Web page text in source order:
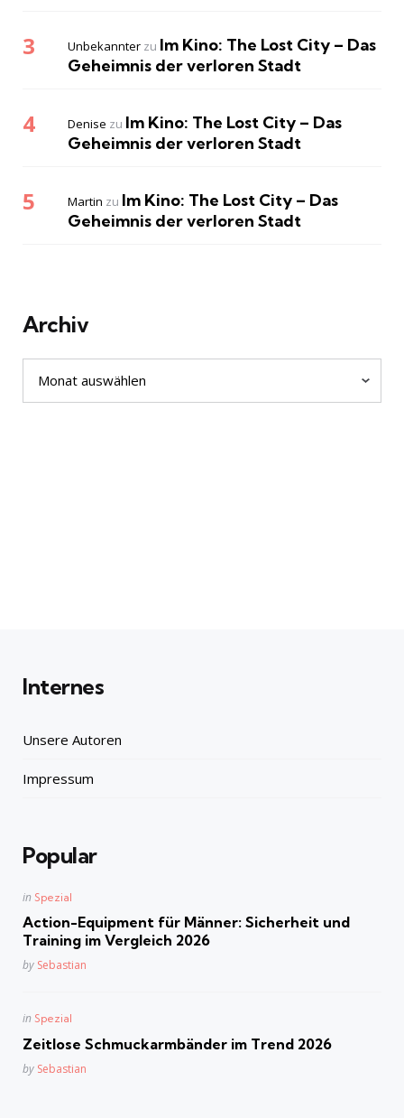
Unbekannter zu Im Kino: The Lost City – Das
Geheimnis der verloren Stadt
Denise zu Im Kino: The Lost City – Das
Geheimnis der verloren Stadt
Martin zu Im Kino: The Lost City – Das
Geheimnis der verloren Stadt
Archiv
Internes
Unsere Autoren
Impressum
Popular
Posted
in Spezial
Action-Equipment für Männer: Sicherheit und
Training im Vergleich 2026
Posted
by Sebastian
Posted
in Spezial
Zeitlose Schmuckarmbänder im Trend 2026
Posted
by Sebastian